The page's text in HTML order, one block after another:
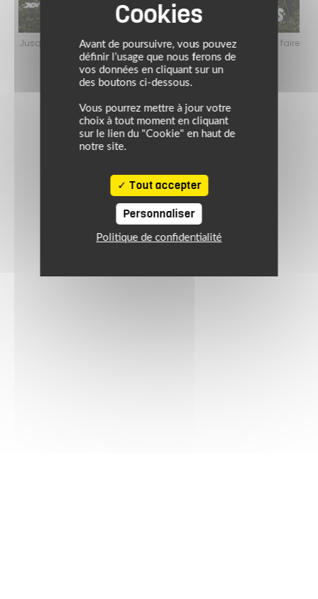
Jusqu’au 24 août 2026, profitez de l’ambiance estivale pour faire
le plein de bons plans sur l’équipement motard !
Avant de poursuivre, vous pouvez
définir l’usage que nous ferons de
vos données en cliquant sur un
des boutons ci-dessous.
Vous pourrez mettre à jour votre
choix à tout moment en cliquant
sur le lien du "Cookie" en haut de
notre site.
Tout accepter
Personnaliser
Politique de confidentialité